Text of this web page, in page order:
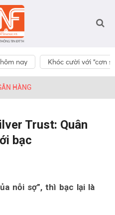
nay Khóc cười với “cơn
HÀNG
Trust: Quân
bạc
nỗi sợ”, thì bạc lại là